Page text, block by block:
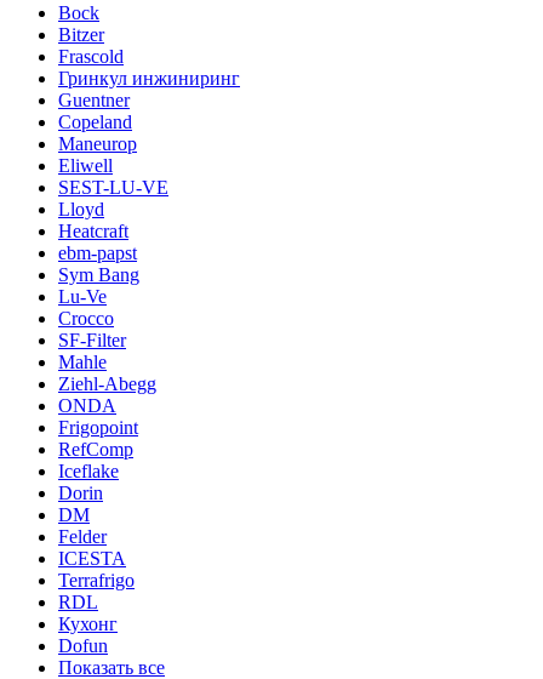
Bock
Bitzer
Frascold
Гринкул инжиниринг
Guentner
Copeland
Maneurop
Eliwell
SEST-LU-VE
Lloyd
Heatcraft
ebm-papst
Sym Bang
Lu-Ve
Crocco
SF-Filter
Mahle
Ziehl-Abegg
ONDA
Frigopoint
RefComp
Iceflake
Dorin
DM
Felder
ICESTA
Terrafrigo
RDL
Кухонг
Dofun
Показать все